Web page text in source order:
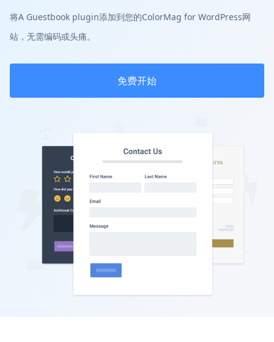
将A Guestbook plugin添加到您的ColorMag for WordPress网
站，无需编码或头痛。
免费开始